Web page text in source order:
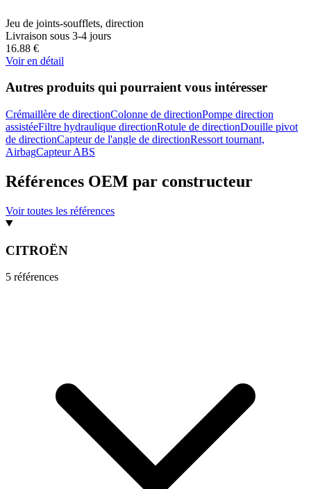
Jeu de joints-soufflets, direction
Livraison sous 3-4 jours
16.88 €
Voir en détail
Autres produits qui pourraient vous intéresser
Crémaillère de directionColonne de directionPompe direction
assistéeFiltre hydraulique directionRotule de directionDouille pivot
de directionCapteur de l'angle de directionRessort tournant,
AirbagCapteur ABS
Références OEM par constructeur
Voir toutes les références
CITROËN
5 références